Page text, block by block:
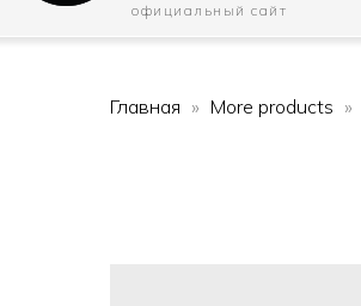
официальный сайт
Главная More products